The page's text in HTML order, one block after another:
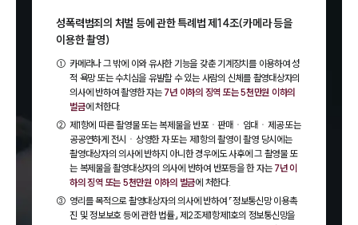
성폭력범죄의 처벌 등에 관한 특례법 제14조(카메라 등을
이용한 촬영)
① 카메라나 그 밖에 이와 유사한 기능을 갖춘 기계장치를 이용하여 성
적 욕망 또는 수치심을 유발할 수 있는 사람의 신체를 촬영대상자의
의사에 반하여 촬영한 자는 7년 이하의 징역 또는 5천만원 이하의
벌금에 처한다.
② 제1항에 따른 촬영물 또는 복제물을 반포ㆍ판매ㆍ임대ㆍ제공 또는
공공연하게 전시ㆍ상영한 자 또는 제1항의 촬영이 촬영 당시에는
촬영대상자의 의사에 반하지 아니한 경우에도 사후에 그 촬영물 또
는 복제물을 촬영대상자의 의사에 반하여 반포등을 한 자는 7년 이
하의 징역 또는 5천만원 이하의 벌금에 처한다.
③ 영리를 목적으로 촬영대상자의 의사에 반하여 「정보통신망 이용촉
진 및 정보보호 등에 관한 법률」 제2조제1항제1호의 정보통신망을